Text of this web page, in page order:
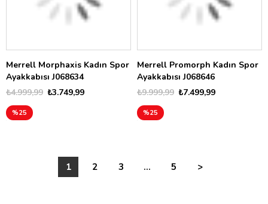
Merrell Morphaxis Kadın Spor
Ayakkabısı J068634
₺3.749,99
₺4.999,99
%25
Merrell Promorph Kadın Spor
Ayakkabısı J068646
₺7.499,99
₺9.999,99
%25
1 2 3 ... 5 >